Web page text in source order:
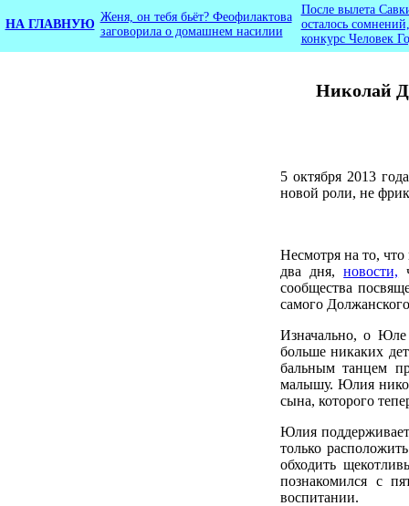
Николай
НА ГЛАВНУЮ
Женя, он тебя бьёт? Феофилактова
заговорила о домашнем насилии
После вылета
осталось
конкурс Человек
5 октября 2013
новой роли, не
Несмотря на то,
два дня,новости,
сообщества
самого
Изначально, о Юле
больше никаких
бальным танцем
малышу. Юлия
сына, которого
Юлия
только
обходить
познакомился с
воспитании.